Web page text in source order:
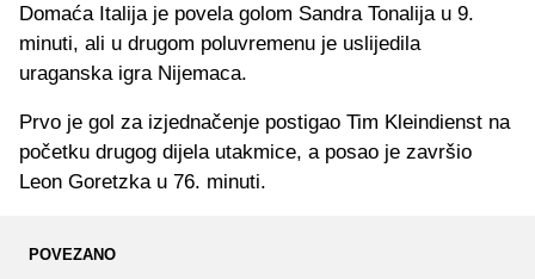
Domaća Italija je povela golom Sandra Tonalija u 9.
minuti, ali u drugom poluvremenu je uslijedila
uraganska igra Nijemaca.
Prvo je gol za izjednačenje postigao Tim Kleindienst na
početku drugog dijela utakmice, a posao je završio
Leon Goretzka u 76. minuti.
POVEZANO